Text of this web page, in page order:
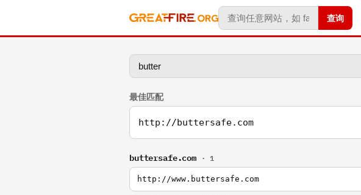
查询
最佳匹配
http://buttersafe.com
buttersafe.com · 1
http://www.buttersafe.com